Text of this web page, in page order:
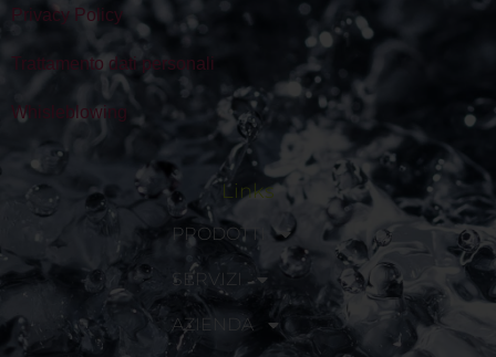
Privacy Policy
Trattamento dati personali
Whisleblowing
Links
PRODOTTI
SERVIZI
AZIENDA